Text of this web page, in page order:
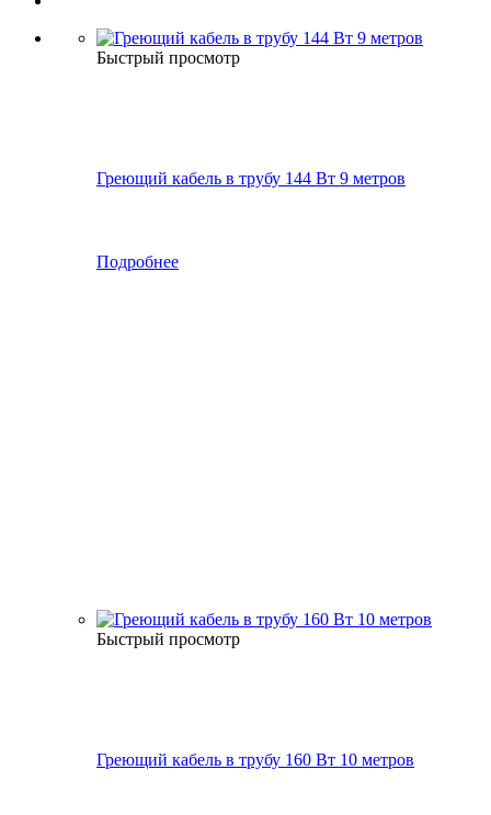
Быстрый просмотр
Греющий кабель в трубу 144 Вт 9 метров
Подробнее
Быстрый просмотр
Греющий кабель в трубу 160 Вт 10 метров